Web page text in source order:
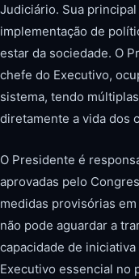
Judiciário. Sua
implementação de
estar da sociedade. O
chefe do Executivo,
sistema, tendo
diretamente a vida dos
O Presidente é
aprovadas pelo
medidas provisórias
não pode aguardar a
capacidade de
Executivo essencial no